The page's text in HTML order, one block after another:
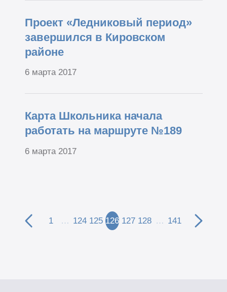
Проект «Ледниковый период»
завершился в Кировском
районе
6 марта 2017
Карта Школьника начала
работать на маршруте №189
6 марта 2017
1 … 124 125 126 127 128 … 141